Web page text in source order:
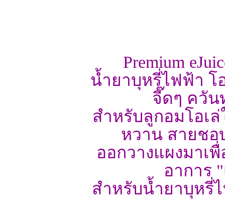
Premium
น้ำยาบุหรี่ไฟฟ้า โ
จี๊ดๆ ควัน
สำหรับลูกอมโอเ
หวาน สายชอ
ออกวางแผงมาเ
อาการ
สำหรับน้ำยาบุหรี่ไ